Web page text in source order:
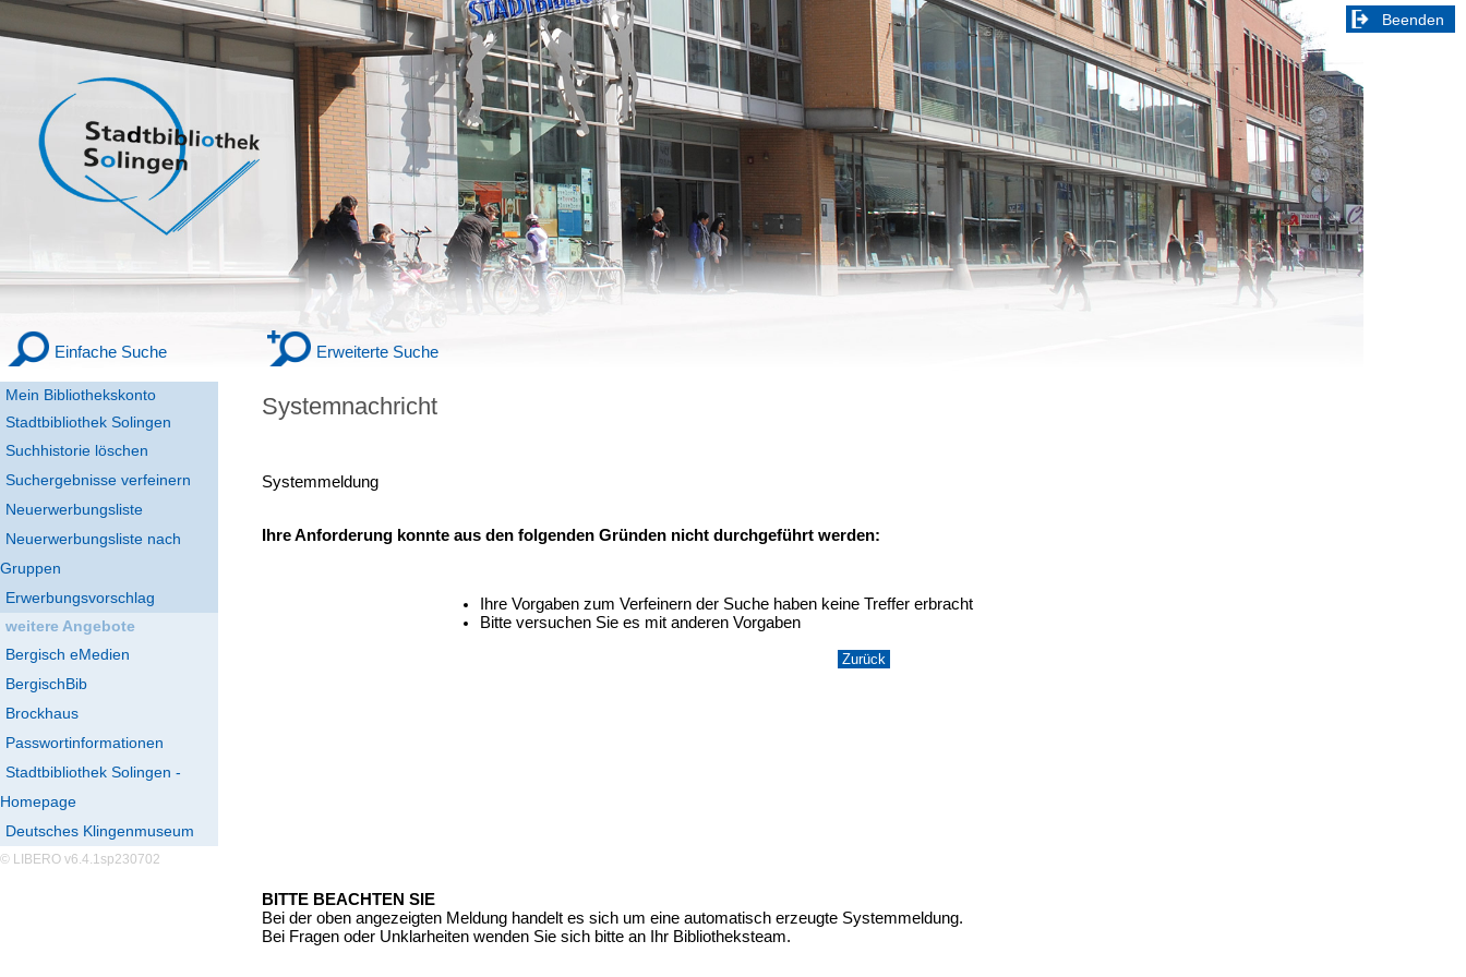
Mein Bibliothekskonto
Stadtbibliothek Solingen
Einfache Suche Erweiterte Suche
Suchhistorie löschen
Suchergebnisse verfeinern
Beenden
Neuerwerbungsliste
Neuerwerbungsliste nach
Gruppen
Erwerbungsvorschlag
weitere Angebote
Bergisch eMedien
BergischBib
Brockhaus
Passwortinformationen
Stadtbibliothek Solingen -
Homepage
Deutsches Klingenmuseum
© LIBERO v6.4.1sp230702
Systemnachricht
Systemmeldung
Ihre Anforderung konnte aus den folgenden Gründen nicht durchgeführt werden:
Ihre Vorgaben zum Verfeinern der Suche haben keine Treffer erbracht
Bitte versuchen Sie es mit anderen Vorgaben
BITTE BEACHTEN SIE
Bei der oben angezeigten Meldung handelt es sich um eine automatisch erzeugte Systemmeldung.
Bei Fragen oder Unklarheiten wenden Sie sich bitte an Ihr Bibliotheksteam.